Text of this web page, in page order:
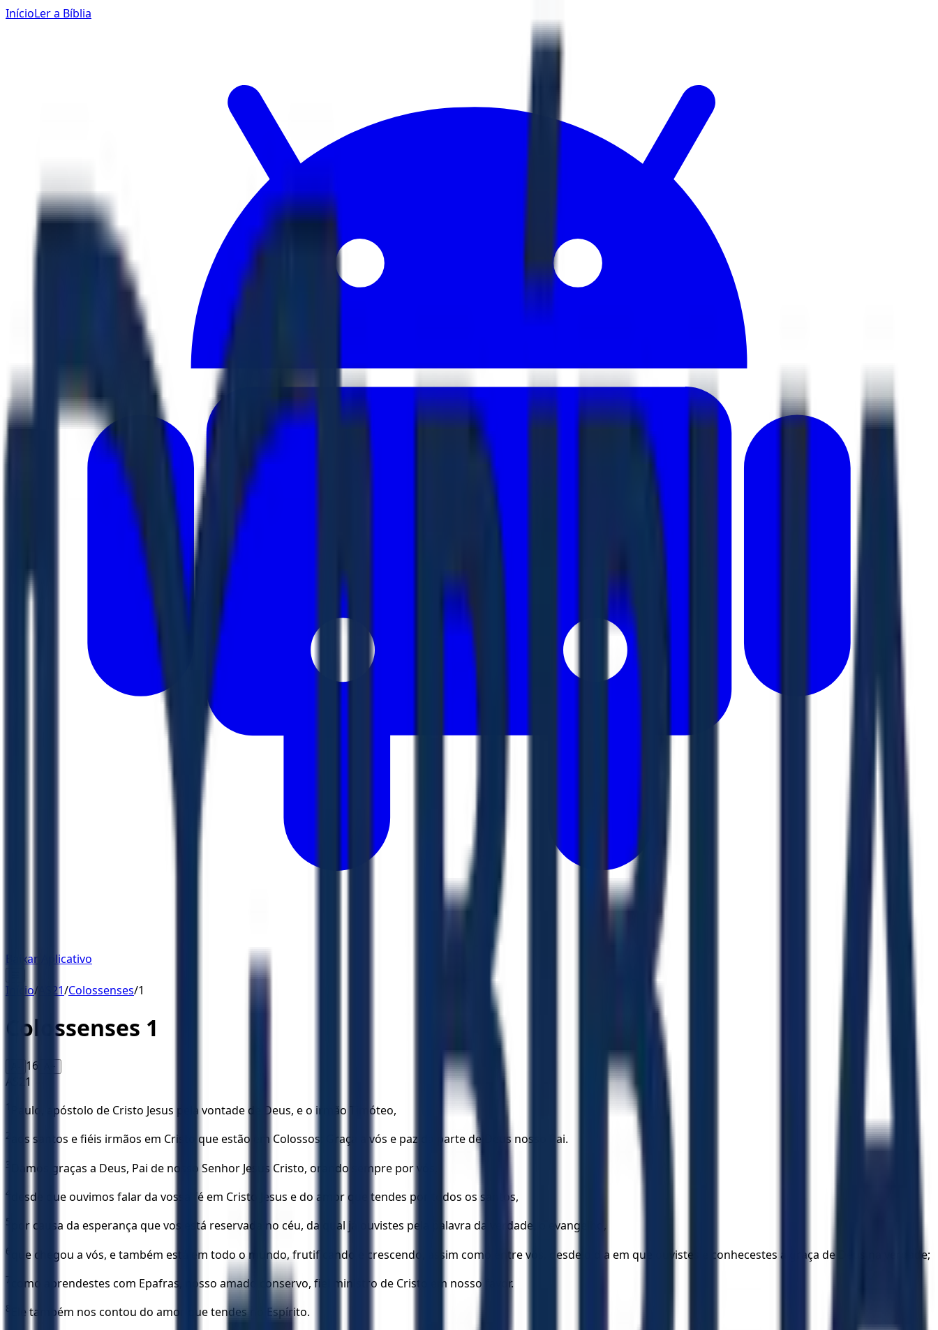
InícioLer a Bíblia
Baixar Aplicativo
Início/ AS21/Colossenses/1
Colossenses 1
16 A+
AS21
1 Paulo, apóstolo de Cristo Jesus pela vontade de Deus, e o irmão Timóteo,
2 aos santos e fiéis irmãos em Cristo que estão em Colossos: Graça a vós e paz da parte de Deus nosso Pai.
3 Damos graças a Deus, Pai de nosso Senhor Jesus Cristo, orando sempre por vós,
4 desde que ouvimos falar da vossa fé em Cristo Jesus e do amor que tendes por todos os santos,
5 por causa da esperança que vos está reservada no céu, da qual já ouvistes pela palavra da verdade, o evangelho,
6 que chegou a vós, e também está em todo o mundo, frutificando e crescendo, assim como entre vós, desde o dia em que ouvistes e conhecestes a graça de Deus na verdade;
7 como aprendestes com Epafras, nosso amado conservo, fiel ministro de Cristo em nosso favor.
8 Ele também nos contou do amor que tendes no Espírito.